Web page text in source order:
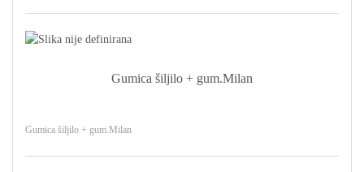
Gumica šiljilo + gum.Milan
Gumica šiljilo + gum.Milan